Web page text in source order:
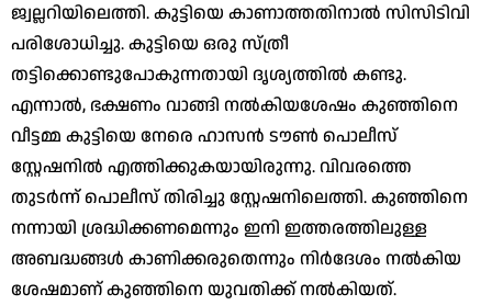
ജ്വല്ലറിയിലെത്തി. കുട്ടിയെ കാണാത്തതിനാല്‍ സിസിടിവി
പരിശോധിച്ചു. കുട്ടിയെ ഒരു സ്ത്രീ
തട്ടിക്കൊണ്ടുപോകുന്നതായി ദൃശ്യത്തില്‍ കണ്ടു.
എന്നാല്‍, ഭക്ഷണം വാങ്ങി നല്‍കിയശേഷം കുഞ്ഞിനെ
വീട്ടമ്മ കുട്ടിയെ നേരെ ഹാസന്‍ ടൗണ്‍ പൊലീസ്
സ്റ്റേഷനില്‍ എത്തിക്കുകയായിരുന്നു. വിവരത്തെ
തുടര്‍ന്ന് പൊലീസ് തിരിച്ചു സ്റ്റേഷനിലെത്തി. കുഞ്ഞിനെ
നന്നായി ശ്രദ്ധിക്കണമെന്നും ഇനി ഇത്തരത്തിലുള്ള
അബദ്ധങ്ങള്‍ കാണിക്കരുതെന്നും നിര്‍ദേശം നല്‍കിയ
ശേഷമാണ് കുഞ്ഞിനെ യുവതിക്ക് നല്‍കിയത്.